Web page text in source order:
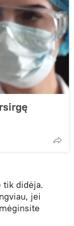
tik didėja.
jei